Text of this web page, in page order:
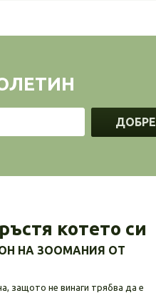
ДОБРЕ
котето си
НА ЗООМАНИЯ ОТ
защото не винаги трябва да е